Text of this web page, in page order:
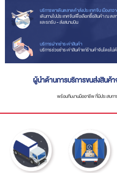
บริการพาเดินตลาดค้าส่งประเทศจีน เมืองก
เดินทางไปประเทศจีนเพื่อเลือกซื้อสินค้า ณ
และรถรับ - ส่งสนามบิน
บริการฝากชำระค่าสินค้า
บริการช่วยชำระค่าสินค้าแก่ร้านค้าจีนโดยไม่
ผู้นำด้านการบริการขนส่งสินค้
พร้อมทีมงานมืออาชีพ ที่มีประสบก